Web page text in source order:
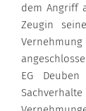
dem Angriff
Zeugin
EG